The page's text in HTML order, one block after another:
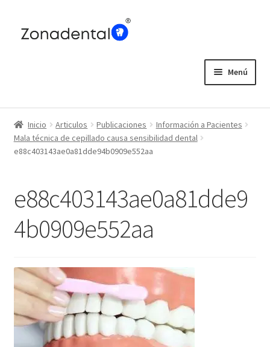
Menú
Blog
Inicio Articulos Publicaciones
Información a Pacientes
Mala técnica de cepillado causa sensibilidad dental
e88c403143ae0a81dde94b0909e552aa
e88c403143ae0a81dde9
4b0909e552aa